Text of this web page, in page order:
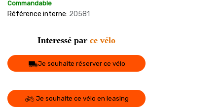
Commandable
Référence interne: 20581
Interessé par ce vélo
Je souhaite réserver ce vélo
Je souhaite ce vélo en leasing